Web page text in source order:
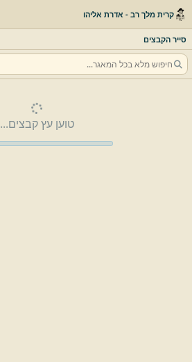
קרית מלך רב - אדרת אליהו
סייר הקבצים
טוען עץ קבצים...